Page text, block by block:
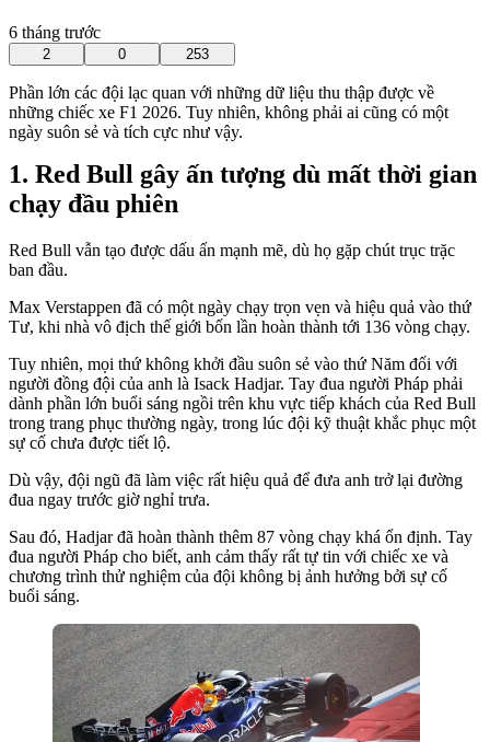
6 tháng trước
2 0 253
Phần lớn các đội lạc quan với những dữ liệu thu thập được về
những chiếc xe F1 2026. Tuy nhiên, không phải ai cũng có một
ngày suôn sẻ và tích cực như vậy.
Red Bull gây ấn tượng dù mất thời gian
chạy đầu phiên
Red Bull vẫn tạo được dấu ấn mạnh mẽ, dù họ gặp chút trục trặc
ban đầu.
Max Verstappen đã có một ngày chạy trọn vẹn và hiệu quả vào thứ
Tư, khi nhà vô địch thế giới bốn lần hoàn thành tới 136 vòng chạy.
Tuy nhiên, mọi thứ không khởi đầu suôn sẻ vào thứ Năm đối với
người đồng đội của anh là Isack Hadjar. Tay đua người Pháp phải
dành phần lớn buổi sáng ngồi trên khu vực tiếp khách của Red Bull
trong trang phục thường ngày, trong lúc đội kỹ thuật khắc phục một
sự cố chưa được tiết lộ.
Dù vậy, đội ngũ đã làm việc rất hiệu quả để đưa anh trở lại đường
đua ngay trước giờ nghỉ trưa.
Sau đó, Hadjar đã hoàn thành thêm 87 vòng chạy khá ổn định. Tay
đua người Pháp cho biết, anh cảm thấy rất tự tin với chiếc xe và
chương trình thử nghiệm của đội không bị ảnh hưởng bởi sự cố
buổi sáng.